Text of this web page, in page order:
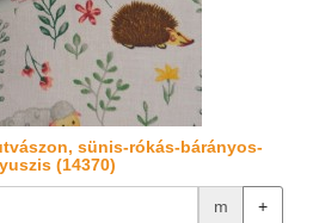
sünis-rókás-bárányos-
(14370)
m +